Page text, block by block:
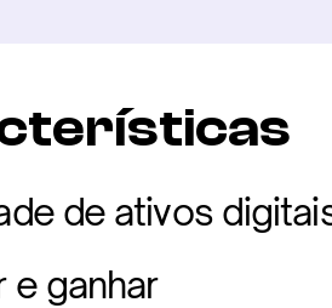
de ativos
e ganhar